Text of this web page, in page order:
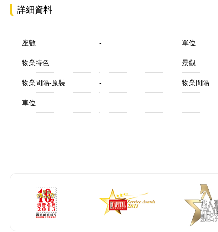
詳細資料
座數 - 單位
物業特色 景觀
物業間隔-原裝 - 物業間隔
車位